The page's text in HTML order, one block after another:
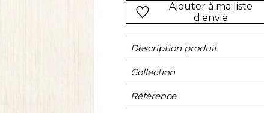
son beau drapé nous
le plus beau des voyages.
Ajouter à ma liste
d'envie
Description produit
Collection
Référence